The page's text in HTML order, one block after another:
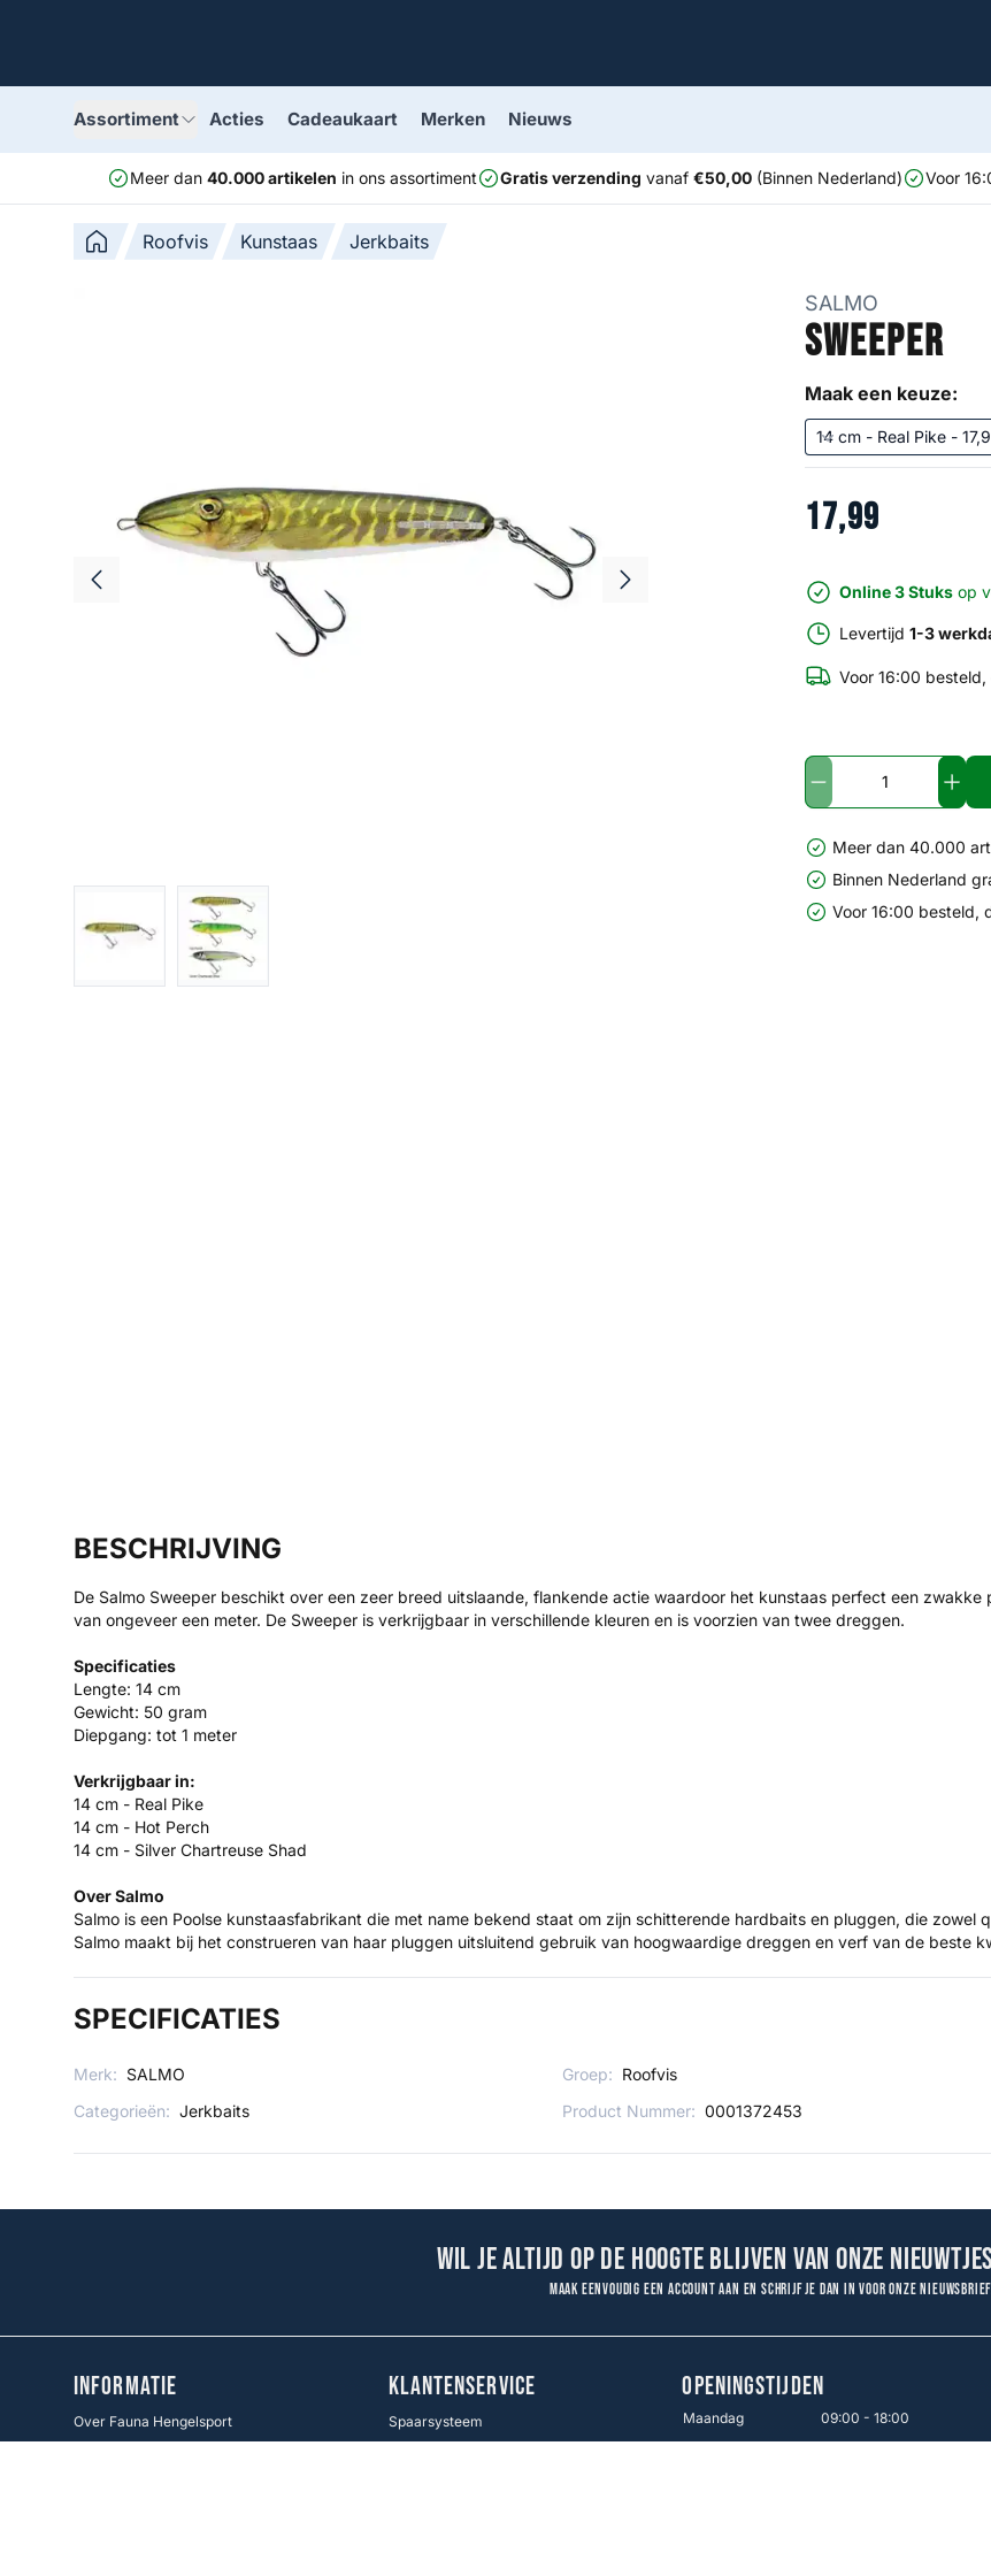
Assortiment Acties Cadeaukaart Merken Nieuws
Meer dan 40.000 artikelen in ons assortiment Gratis verzending vanaf €50,00(Binnen Nederland) Voor
Roofvis Kunstaas Jerkbaits
SALMO
Sweeper
Maak een keuze:
17,99
Online 3 Stuks op
Levertijd 1-3
Voor 16:00
Meer dan 40.000
Binnen Nederland
Voor 16:00 besteld,
BESCHRIJVING
De Salmo Sweeper beschikt over een zeer breed uitslaande, flankende actie waardoor het kunstaas perfect een
van ongeveer een meter. De Sweeper is verkrijgbaar in verschillende kleuren en is voorzien van twee dreggen.
Specificaties
Lengte: 14 cm
Gewicht: 50 gram
Diepgang: tot 1 meter
Verkrijgbaar in:
14 cm - Real Pike
14 cm - Hot Perch
14 cm - Silver Chartreuse Shad
Over Salmo
Salmo is een Poolse kunstaasfabrikant die met name bekend staat om zijn schitterende hardbaits en pluggen, die
Salmo maakt bij het construeren van haar pluggen uitsluitend gebruik van hoogwaardige dreggen en verf van de beste
SPECIFICATIES
Merk: SALMO Groep: Roofvis
Categorieën: Jerkbaits Product Nummer: 0001372453
Wil je altijd op de hoogte blijven van onze
Maak eenvoudig een account aan en schrijf je dan in voor onze
INFORMATIE
Over Fauna Hengelsport
KLANTENSERVICE
Spaarsysteem
OPENINGSTIJDEN
Maandag
09:00 - 18:00